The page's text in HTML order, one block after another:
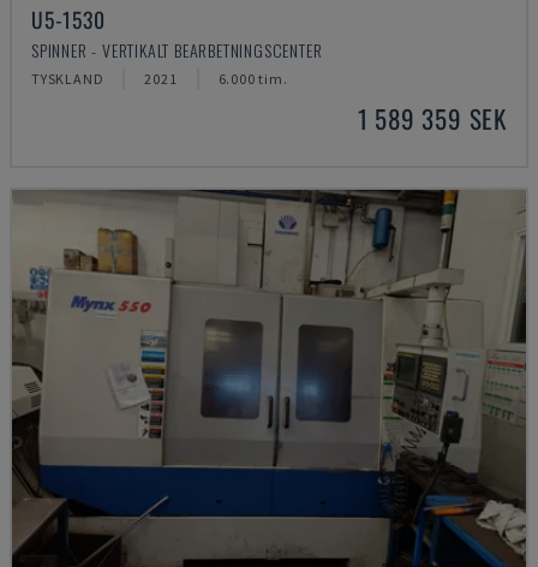
U5-1530
SPINNER - VERTIKALT BEARBETNINGSCENTER
TYSKLAND 2021 6.000 tim.
1 589 359 SEK